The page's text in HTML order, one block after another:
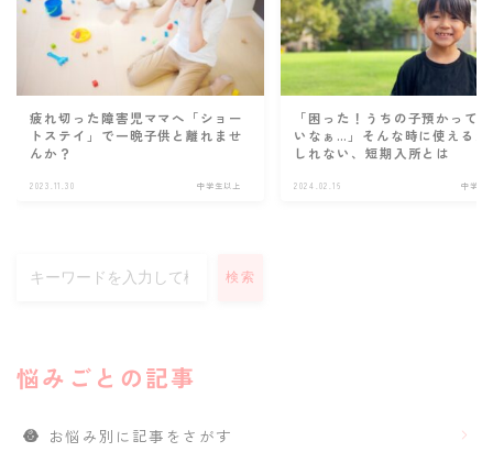
疲れ切った障害児ママへ「ショー
トステイ」で一晩子供と離れませ
んか？
2023.11.30 中学生以上
「困った！うちの子預かって
いなぁ…」そんな時に使えるか
しれない、短期入所とは
2024.02.16 中学生
検索
悩みごとの記事
お悩み別に記事をさがす